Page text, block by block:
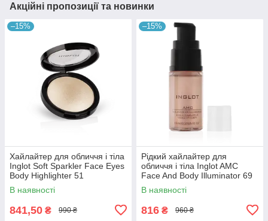
Акційні пропозиції та новинки
–15%
Хайлайтер для обличчя і тіла
Inglot Soft Sparkler Face Eyes
Body Highlighter 51
В наявності
841,50 ₴ 990 ₴
–15%
Рідкий хайлайтер для
обличчя і тіла Inglot AMC
Face And Body Illuminator 69
В наявності
816 ₴ 960 ₴